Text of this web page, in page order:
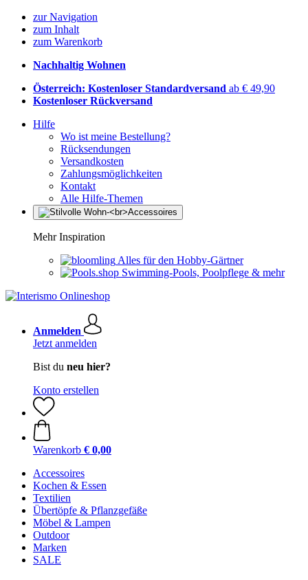
zur Navigation
zum Inhalt
zum Warenkorb
Nachhaltig Wohnen
Österreich: Kostenloser Standardversand ab € 49,90
Kostenloser Rückversand
Hilfe
Wo ist meine Bestellung?
Rücksendungen
Versandkosten
Zahlungsmöglichkeiten
Kontakt
Alle Hilfe-Themen
Mehr Inspiration
Alles für den Hobby-Gärtner
Swimming-Pools, Poolpflege & mehr
Anmelden
Jetzt anmelden
Bist du neu hier?
Konto erstellen
Warenkorb € 0,00
Accessoires
Kochen & Essen
Textilien
Übertöpfe & Pflanzgefäße
Möbel & Lampen
Outdoor
Marken
SALE